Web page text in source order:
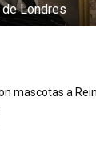
Londres
mascotas a